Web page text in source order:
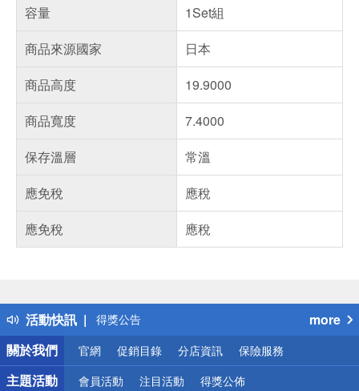
容量
1Set組
商品來源國家
日本
商品高度
19.9000
商品寬度
7.4000
保存溫層
常溫
應免稅
應稅
應免稅
應稅
活動快訊
得獎公告
熱門話題
銀行優惠
偏遠地區配送
詐騙網頁！請小心！
more
關於我們
官網 促銷目錄 分店資訊 保險服務
主題活動 會員活動 注目活動 得獎公佈